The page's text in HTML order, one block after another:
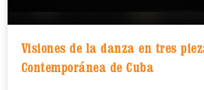
Visiones de la danza en tres
Contemporánea de Cuba